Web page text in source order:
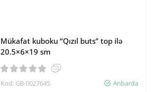
Mükafat kuboku “Qızıl buts” top ilə
20.5×6×19 sm
Kod: GB-0027645 Anbarda